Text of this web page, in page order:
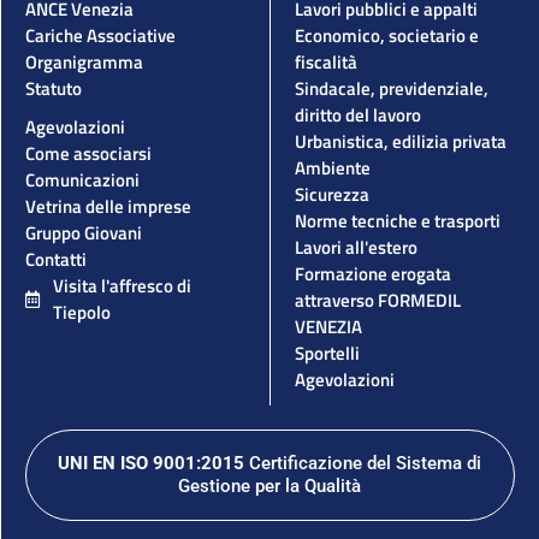
ANCE Venezia
Cariche Associative
Organigramma
Statuto
Agevolazioni
Come associarsi
Comunicazioni
Vetrina delle imprese
Gruppo Giovani
Contatti
Visita l'affresco di
Tiepolo
Lavori pubblici e appalti
Economico, societario e
fiscalità
Sindacale, previdenziale,
diritto del lavoro
Urbanistica, edilizia privata
Ambiente
Sicurezza
Norme tecniche e trasporti
Lavori all'estero
Formazione erogata
attraverso FORMEDIL
VENEZIA
Sportelli
Agevolazioni
UNI EN ISO 9001:2015 Certificazione del Sistema di
Gestione per la Qualità